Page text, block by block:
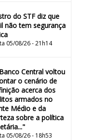
do STF diz que
não tem segurança
05/08/26 - 21h14
Central voltou
o cenário de
acerca dos
armados no
Médio e da
sobre a política
05/08/26 - 18h53